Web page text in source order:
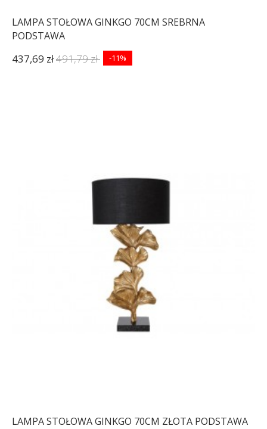
LAMPA STOŁOWA GINKGO 70CM SREBRNA
PODSTAWA
437,69 zł491,79 zł -11%
LAMPA STOŁOWA GINKGO 70CM ZŁOTA PODSTAWA